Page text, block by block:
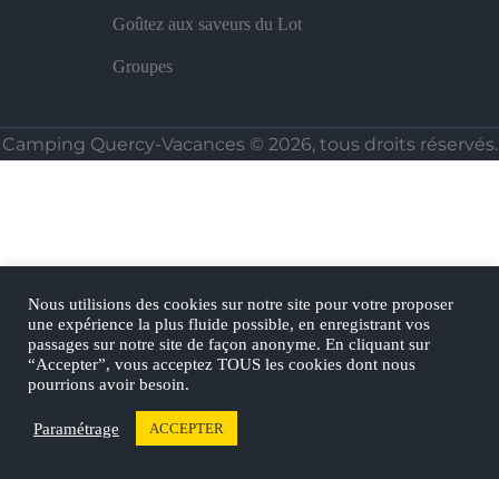
Goûtez aux saveurs du Lot
Groupes
Camping Quercy-Vacances © 2026, tous droits réservés.
Nous utilisions des cookies sur notre site pour votre proposer
une expérience la plus fluide possible, en enregistrant vos
passages sur notre site de façon anonyme. En cliquant sur
“Accepter”, vous acceptez TOUS les cookies dont nous
pourrions avoir besoin.
Paramétrage ACCEPTER